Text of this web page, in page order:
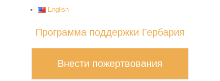
English
Программа поддержки Гербария
Внести пожертвования